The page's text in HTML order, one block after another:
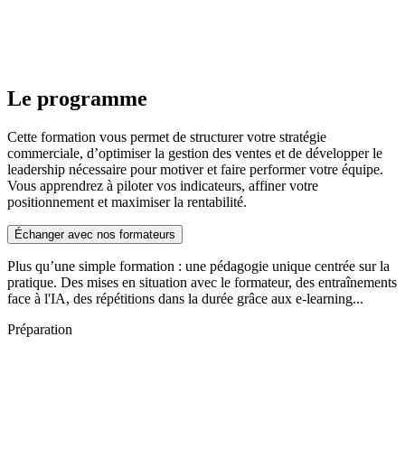
Le programme
Cette formation vous permet de structurer votre stratégie
commerciale, d’optimiser la gestion des ventes et de développer le
leadership nécessaire pour motiver et faire performer votre équipe.
Vous apprendrez à piloter vos indicateurs, affiner votre
positionnement et maximiser la rentabilité.
Échanger avec nos formateurs
Plus qu’une simple formation : une pédagogie unique centrée sur la
pratique. Des mises en situation avec le formateur, des entraînements
face à l'IA, des répétitions dans la durée grâce aux e-learning...
Préparation